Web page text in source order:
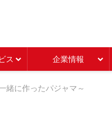
ス 企業情報
緒に作ったパジャマ～